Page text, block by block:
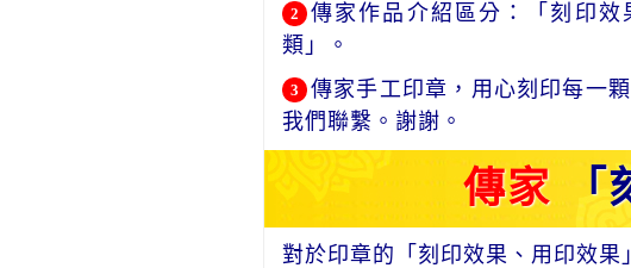
2
傳家作品介紹區分：「刻印
類」。
3
傳家手工印章，用心刻印每一
我們聯繫。謝謝。
傳家「
對於印章的「刻印效果、用印效果